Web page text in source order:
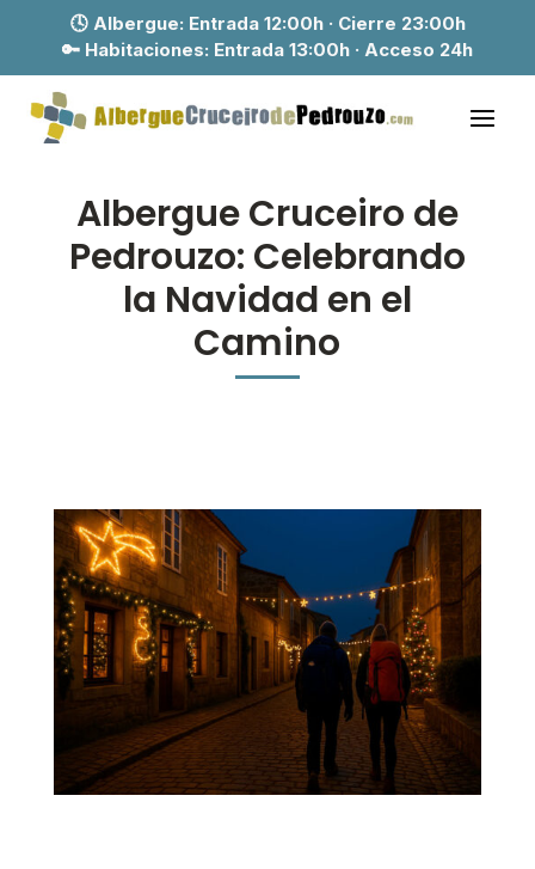
🕓 Albergue: Entrada 12:00h · Cierre 23:00h
🔑 Habitaciones: Entrada 13:00h · Acceso 24h
Albergue Cruceiro de
Pedrouzo: Celebrando
la Navidad en el
Camino